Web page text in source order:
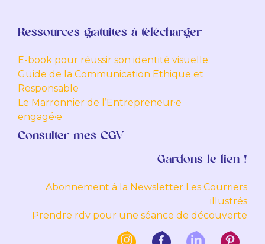
Ressources gratuites à télécharger
E-book pour réussir son identité visuelle
Guide de la Communication Ethique et
Responsable
Le Marronnier de l’Entrepreneur·e
engagé·e
Consulter mes CGV
Gardons le lien !
Abonnement à la Newsletter Les Courriers
illustrés
Prendre rdv pour une séance de découverte